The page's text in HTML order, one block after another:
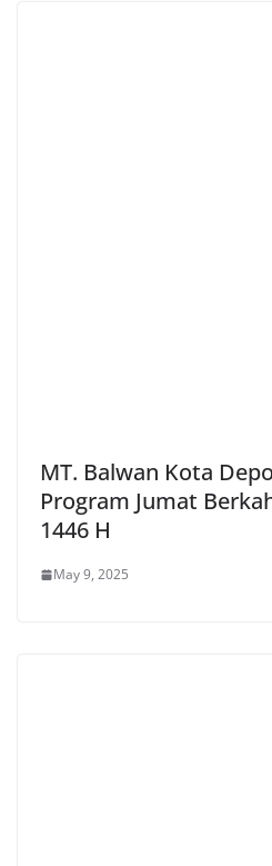
MT. Balwan Kota
Program Jumat
1446 H
May 9, 2025